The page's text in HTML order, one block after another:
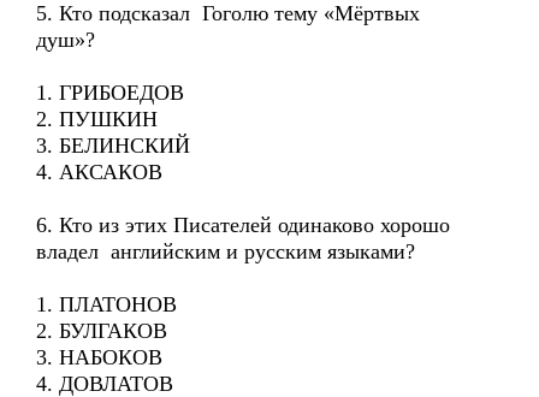
5. Кто подсказал Гоголю тему «Мёртвых
душ»?
1. ГРИБОЕДОВ
2. ПУШКИН
3. БЕЛИНСКИЙ
4. АКСАКОВ
6. Кто из этих Писателей одинаково хорошо
владел английским и русским языками?
1. ПЛАТОНОВ
2. БУЛГАКОВ
3. НАБОКОВ
4. ДОВЛАТОВ